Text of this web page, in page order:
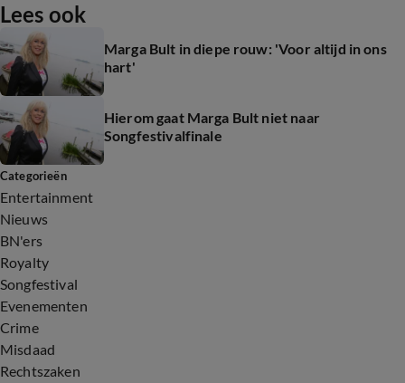
Lees ook
Marga Bult in diepe rouw: 'Voor altijd in ons
hart'
Hierom gaat Marga Bult niet naar
Songfestivalfinale
Categorieën
Entertainment
Nieuws
BN'ers
Royalty
Songfestival
Evenementen
Crime
Misdaad
Rechtszaken